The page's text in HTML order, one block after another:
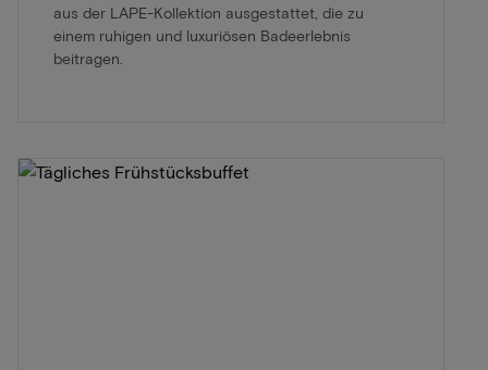
aus der LAPE-Kollektion ausgestattet, die zu
einem ruhigen und luxuriösen Badeerlebnis
beitragen.